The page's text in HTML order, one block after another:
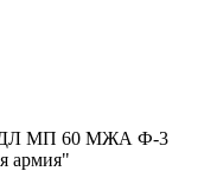
МП 60 МЖА Ф-3
армия"